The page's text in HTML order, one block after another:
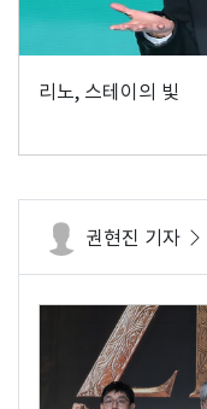
리노, 스테이의 빛
권현진 기자